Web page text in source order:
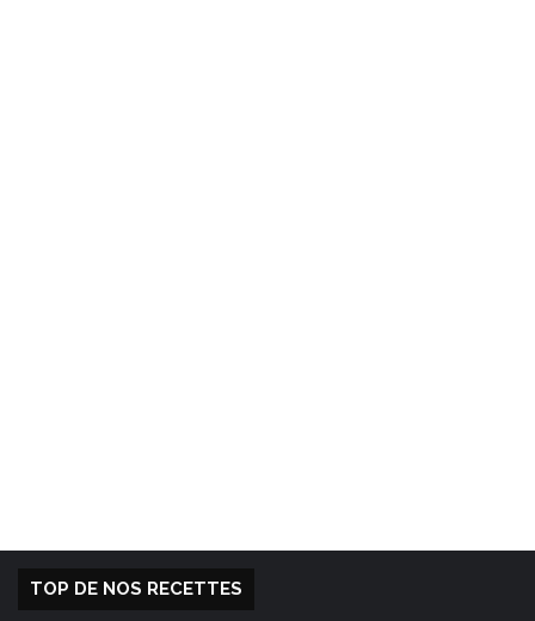
TOP DE NOS RECETTES